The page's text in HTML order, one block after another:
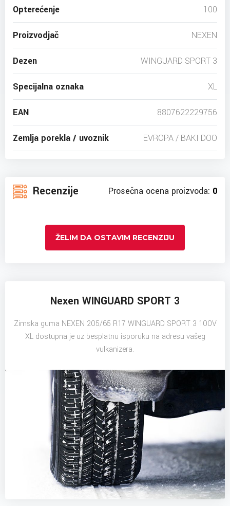
Opterećenje 100
Proizvodjač NEXEN
Dezen WINGUARD SPORT 3
Specijalna oznaka XL
EAN 8807622229756
Zemlja porekla / uvoznik EVROPA / BAKI DOO
Recenzije Prosečna ocena proizvoda: 0
ŽELIM DA OSTAVIM RECENZIJU
Nexen WINGUARD SPORT 3
Zimska guma NEXEN 205/65 R17 WINGUARD SPORT 3 100V
XL dostupna je uz besplatnu isporuku na adresu vašeg
vulkanizera.